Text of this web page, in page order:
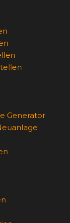
Generator